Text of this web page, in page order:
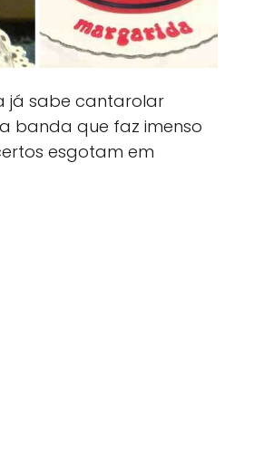
já sabe cantarolar
banda que faz imenso
esgotam em